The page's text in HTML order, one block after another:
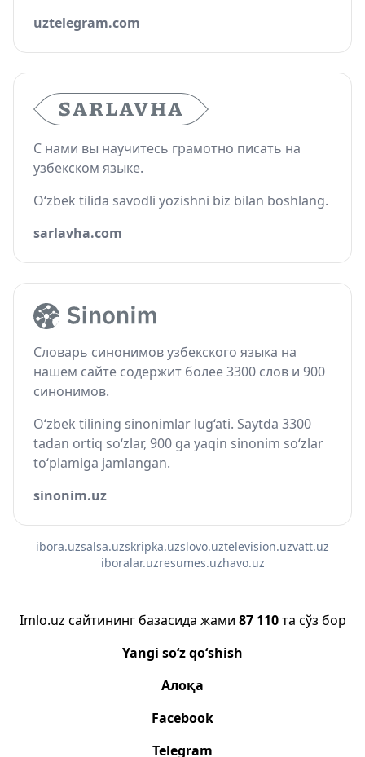
uztelegram.com
С нами вы научитесь грамотно писать на
узбекском языке.
O‘zbek tilida savodli yozishni biz bilan boshlang.
sarlavha.com
Словарь синонимов узбекского языка на
нашем сайте содержит более 3300 слов и 900
синонимов.
O‘zbek tilining sinonimlar lug‘ati. Saytda 3300
tadan ortiq so‘zlar, 900 ga yaqin sinonim so‘zlar
to‘plamiga jamlangan.
sinonim.uz
ibora.uzsalsa.uzskripka.uzslovo.uztelevision.uzvatt.uz
iboralar.uzresumes.uzhavo.uz
Imlo.uz сайтининг базасида жами 87 110та сўз бор
Yangi so‘z qo‘shish
Алоқа
Facebook
Telegram